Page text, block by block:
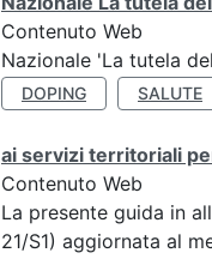
Contenuto Web
Nazionale 'La tutela
DOPING SALUTE
ai servizi territoriali
Contenuto Web
La presente guida in
21/S1) aggiornata al